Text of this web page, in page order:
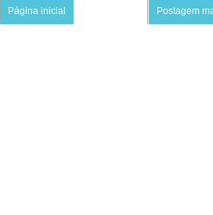
Postagem
Página inicial